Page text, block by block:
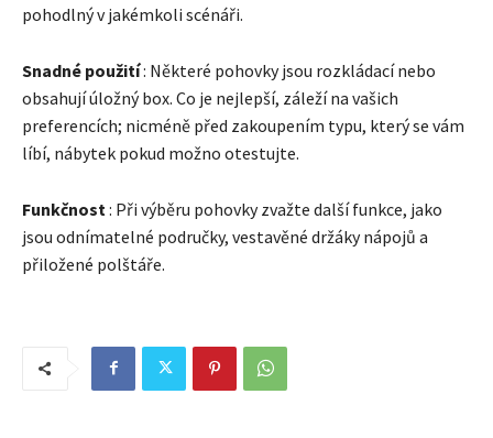
pohodlný v jakémkoli scénáři.
Snadné použití: Některé pohovky jsou rozkládací nebo
obsahují úložný box. Co je nejlepší, záleží na vašich
preferencích; nicméně před zakoupením typu, který se vám
líbí, nábytek pokud možno otestujte.
Funkčnost : Při výběru pohovky zvažte další funkce, jako
jsou odnímatelné područky, vestavěné držáky nápojů a
přiložené polštáře.